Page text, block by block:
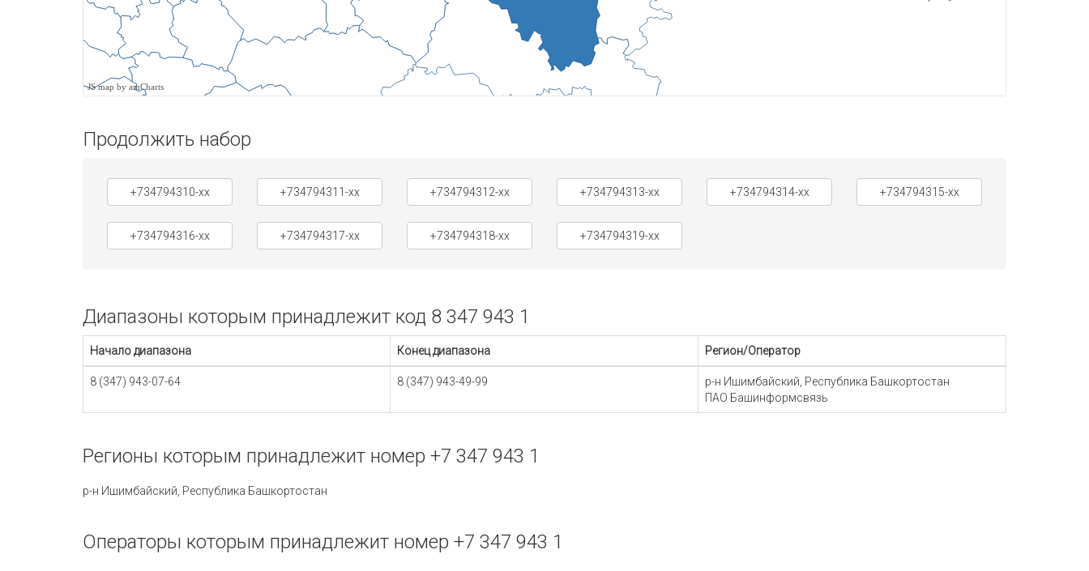
JS map by amCharts
Продолжить набор
+734794310-xx +734794311-xx +734794312-xx +734794313-xx +734794314-xx +734794315-xx
+734794316-xx +734794317-xx +734794318-xx +734794319-xx
Диапазоны которым принадлежит код 8 347 943 1
Начало диапазона Конец диапазона Регион/Оператор
8 (347) 943-07-64 8 (347) 943-49-99
р-н Ишимбайский, Республика Башкортостан
ПАО Башинформсвязь
Регионы которым принадлежит номер +7 347 943 1
р-н Ишимбайский, Республика Башкортостан
Операторы которым принадлежит номер +7 347 943 1